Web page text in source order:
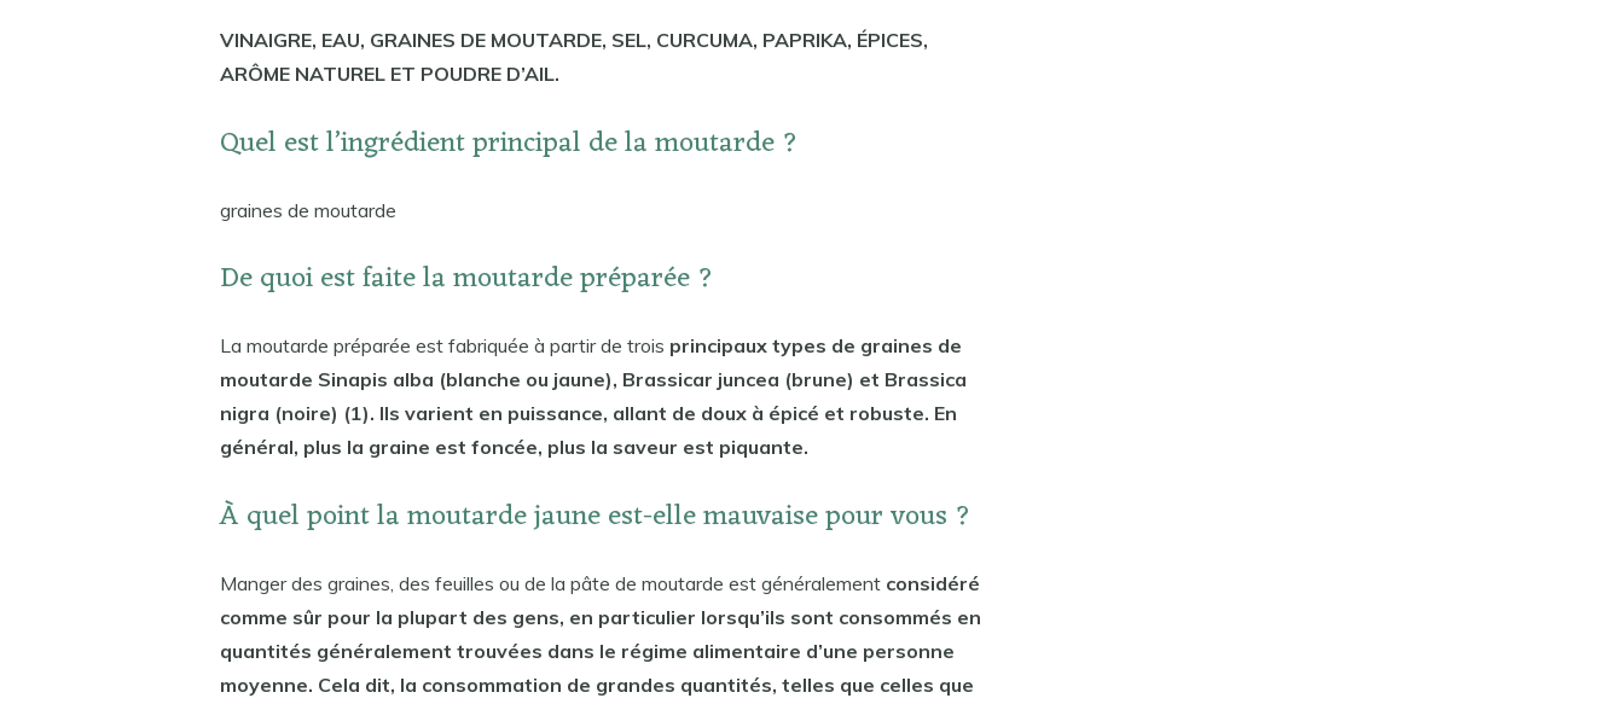
VINAIGRE, EAU, GRAINES DE MOUTARDE, SEL, CURCUMA, PAPRIKA, ÉPICES,
ARÔME NATUREL ET POUDRE D’AIL.
Quel est l’ingrédient principal de la moutarde ?
graines de moutarde
De quoi est faite la moutarde préparée ?
La moutarde préparée est fabriquée à partir de trois principaux types de graines de
moutarde Sinapis alba (blanche ou jaune), Brassicar juncea (brune) et Brassica
nigra (noire) (1). Ils varient en puissance, allant de doux à épicé et robuste. En
général, plus la graine est foncée, plus la saveur est piquante.
À quel point la moutarde jaune est-elle mauvaise pour vous ?
Manger des graines, des feuilles ou de la pâte de moutarde est généralement considéré
comme sûr pour la plupart des gens, en particulier lorsqu’ils sont consommés en
quantités généralement trouvées dans le régime alimentaire d’une personne
moyenne. Cela dit, la consommation de grandes quantités, telles que celles que